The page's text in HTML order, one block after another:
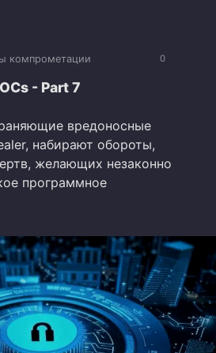
0
компрометации
- Part 7
вредоносные
набирают обороты,
желающих незаконно
программное